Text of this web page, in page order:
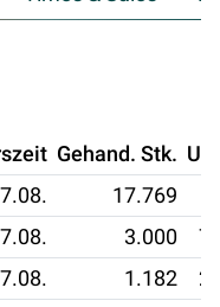
Gehand. Stk.
17.769
3.000
1.182